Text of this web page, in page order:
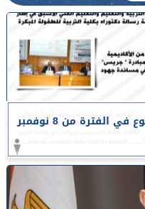
أبرز أخبار جامعة أسيوط خلال أسبوع في الفترة من 8 نوفمبر